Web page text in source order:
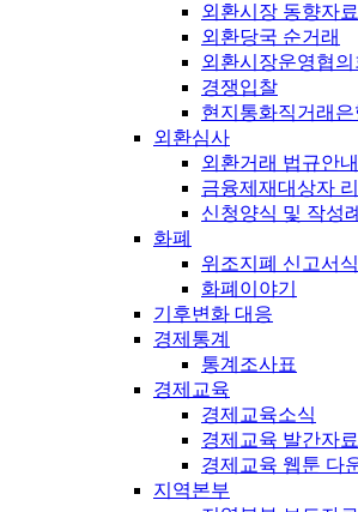
외환시장 동향자료
외환당국 순거래
외환시장운영협의
경쟁입찰
현지통화직거래은
외환심사
외환거래 법규안내
금융제재대상자
신청양식 및 작성례
화폐
위조지폐 신고서식
화폐이야기
기후변화 대응
경제통계
통계조사표
경제교육
경제교육소식
경제교육 발간자료
경제교육 웹툰 다
지역본부